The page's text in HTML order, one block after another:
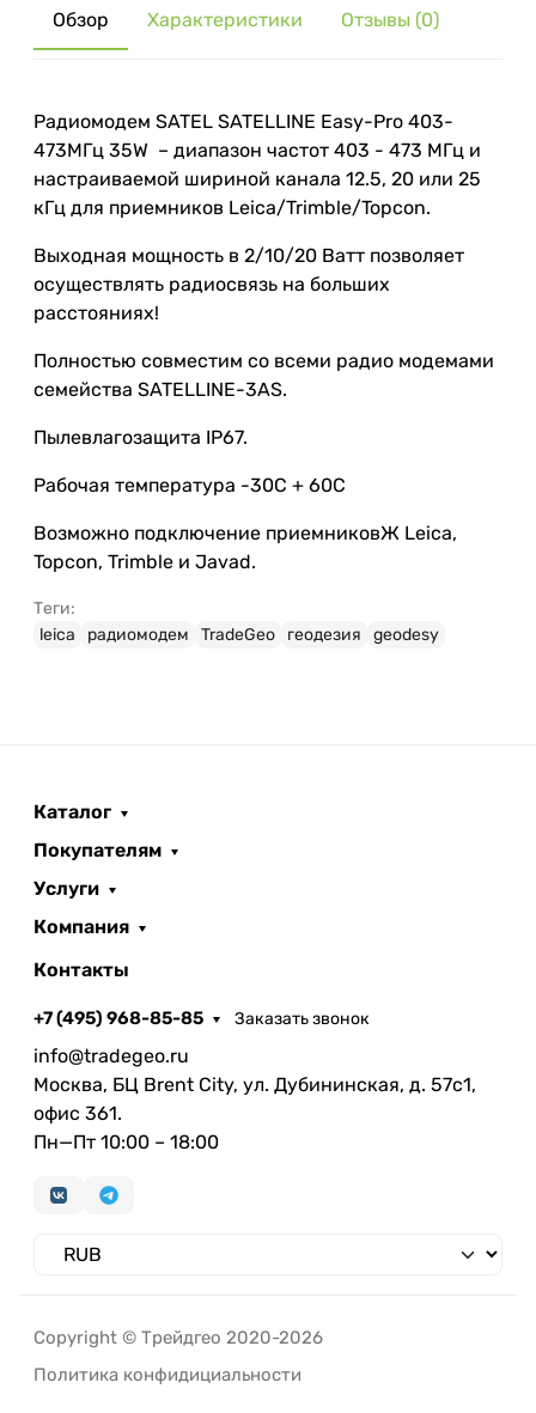
Обзор Характеристики Отзывы (0)
Радиомодем SATEL SATELLINE Easy-Pro 403-
473МГц 35W – диапазон частот 403 - 473 МГц и
настраиваемой шириной канала 12.5, 20 или 25
кГц для приемников Leica/Trimble/Topcon.
Выходная мощность в 2/10/20 Ватт позволяет
осуществлять радиосвязь на больших
расстояниях!
Полностью совместим со всеми радио модемами
семейства SATELLINE-3AS.
Пылевлагозащита IP67.
Рабочая температура -30С + 60С
Возможно подключение приемниковЖ Leica,
Topcon, Trimble и Javad.
Теги:
leica
радиомодем TradeGeo геодезия geodesy
Каталог
Покупателям
Услуги
Компания
Контакты
+7 (495) 968-85-85 Заказать звонок
info@tradegeo.ru
Москва, БЦ Brent City, ул. Дубининская, д. 57с1,
офис 361.
Пн—Пт 10:00 – 18:00
Copyright © Трейдгео 2020-2026
Политика конфидициальности